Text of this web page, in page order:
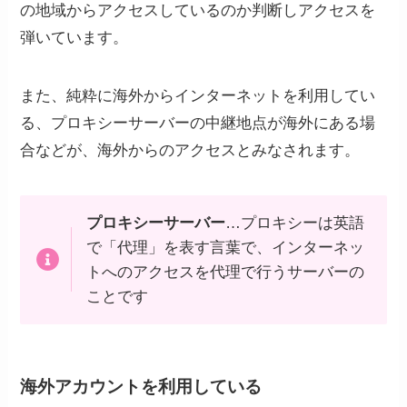
の地域からアクセスしているのか判断しアクセスを
弾いています。
また、純粋に海外からインターネットを利用してい
る、プロキシーサーバーの中継地点が海外にある場
合などが、海外からのアクセスとみなされます。
プロキシーサーバー…プロキシーは英語
で「代理」を表す言葉で、インターネッ
トへのアクセスを代理で行うサーバーの
ことです
海外アカウントを利用している